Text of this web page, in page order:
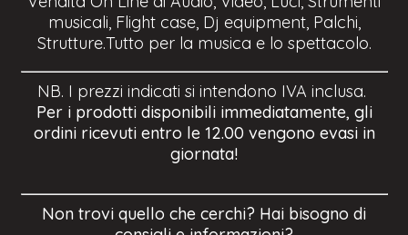
musicali, Flight case, Dj equipment, Palchi,
Strutture.Tutto per la musica e lo spettacolo.
NB. I prezzi indicati si intendono IVA inclusa.
Per i prodotti disponibili immediatamente, gli
ordini ricevuti entro le 12.00 vengono evasi in
giornata!
Non trovi quello che cerchi? Hai bisogno di